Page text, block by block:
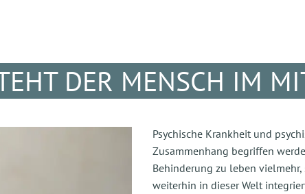
DER MENSCH IM
Psychische Krankheit und
Zusammenhang begriffen
Behinderung zu leben
weiterhin in dieser Welt